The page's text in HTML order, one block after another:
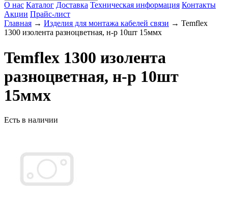
О нас Каталог Доставка Техническая информация Контакты
Акции Прайс-лист
Главная → Изделия для монтажа кабелей связи → Temflex
1300 изолента разноцветная, н-р 10шт 15ммx
Temflex 1300 изолента
разноцветная, н-р 10шт
15ммx
Есть в наличии